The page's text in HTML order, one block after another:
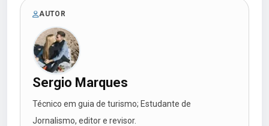
AUTOR
Sergio Marques
Técnico em guia de turismo; Estudante de
Jornalismo, editor e revisor.